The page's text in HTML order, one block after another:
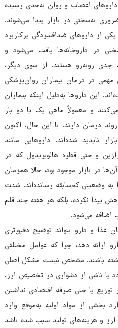
اعصاب و روان به‌حدی رسیده
به‌سختی در بازار پیدا می‌شوند.
از داروهای ضدافسردگی پرکاربرد
در داروخانه‌ها یافت می‌شود و
جدی روبه‌رو هستند. از سوی دیگر،
مهمی در درمان بیماران روان‌پزشکی
این داروها به‌دلیل اینکه بیماران
و معمولاً ماهی یک یا دو بار
درمان دارند. با این حال، اکنون
ناپدید شده‌اند. داروهایی مانند
و حتی قطره هالوپریدول که در
در بازار موجود بود، حالا همزمان
به وضعیتی کم‌سابقه رسانده‌اند. شدت
پیدا نکرده، بلکه هر هفته چند قلم
اضافه می‌شود.
غذا و دارو بتواند توضیح دقیق‌تری
ارائه دهد، چرا که عوامل مختلفی
باشند. مشخص نیست مشکل اصلی
یا ناشی از دشواری در تخصیص ارز،
توزیع یا حتی صرفه اقتصادی نداشتن
بخشی از مواد اولیه به‌موقع وارد
و هزینه‌های تولید سبب شده باشد